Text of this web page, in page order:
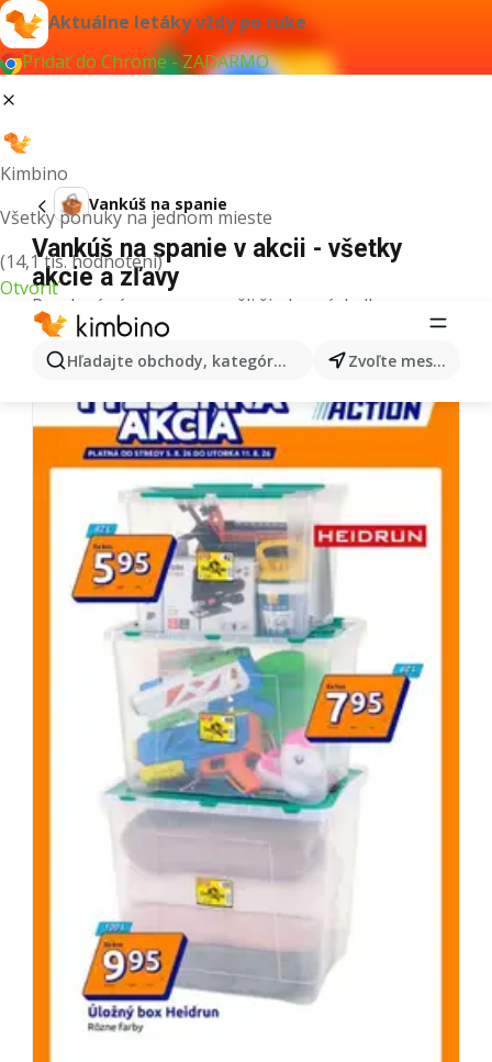
Aktuálne letáky vždy po ruke
Pridať do Chrome - ZADARMO
Kimbino
Všetky ponuky na jednom mieste
(14,1 tis. hodnotení)
Otvoriť
Hľadajte obchody, kategórie, produkty... Zvoľte mesto
Vankúš na spanie
Vankúš na spanie v akcii - všetky
akcie a zľavy
Pre daný výraz sme nenašli žiadne výsledky.
Ďalšie letáky z kategórie